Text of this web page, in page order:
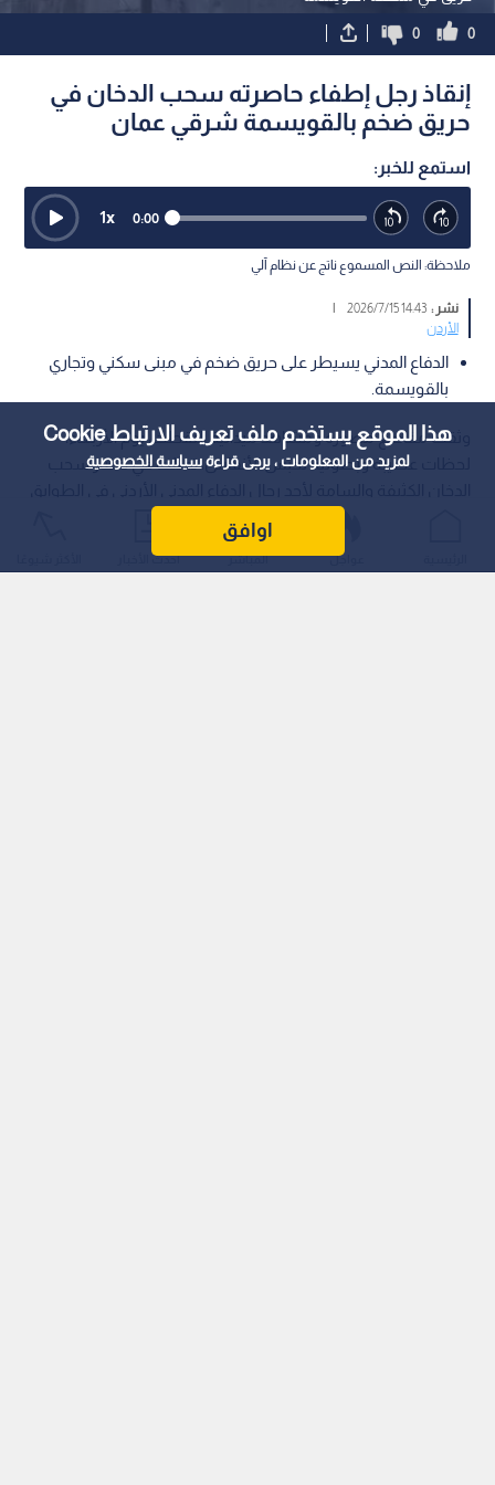
هذا الموقع يستخدم ملف تعريف الارتباط Cookie
لمزيد من المعلومات ، يرجى قراءةسياسة الخصوصية
اوافق
0
0
إنقاذ رجل إطفاء حاصرته سحب الدخان في
حريق ضخم بالقويسمة شرقي عمان
استمع للخبر:
0:00
1x
ملاحظة: النص المسموع ناتج عن نظام آلي
نشر :14:43 2026/7/15
الأردن
الدفاع المدني يسيطر على حريق ضخم في مبنى سكني وتجاري
بالقويسمة.
وثقت مقاطع مصورة ومشاهد ميدانية التقطت، يوم الأربعاء،
لحظات عصيبة وبطولية تحبس الأنفاس، تمثلت في حصار سحب
العليا لمبنى سكني وتجاري اندلع فيه حريق ضخم بمنطقة القويسمة
(حي النهارية) شرقي العاصمة عمان.
عواجل المباشر أحدث الأخبار